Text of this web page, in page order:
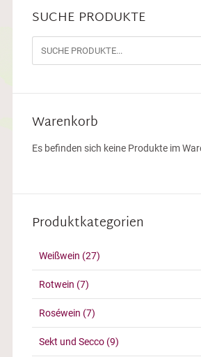
SUCHE PRODUKTE
Warenkorb
Es befinden sich keine Produkte im
Produktkategorien
Weißwein (27)
Rotwein (7)
Roséwein (7)
Sekt und Secco (9)